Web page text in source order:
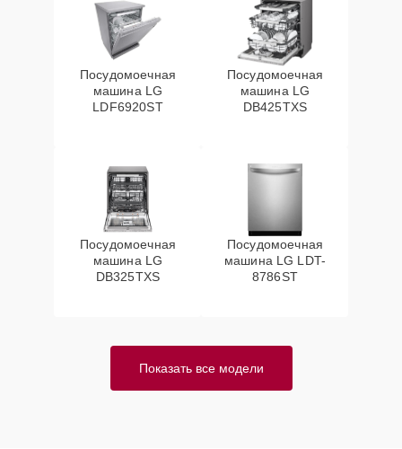
Посудомоечная
машина LG
LDF6920ST
Посудомоечная
машина LG
DB425TXS
Посудомоечная
машина LG
DB325TXS
Посудомоечная
машина LG LDT-
8786ST
Показать все модели